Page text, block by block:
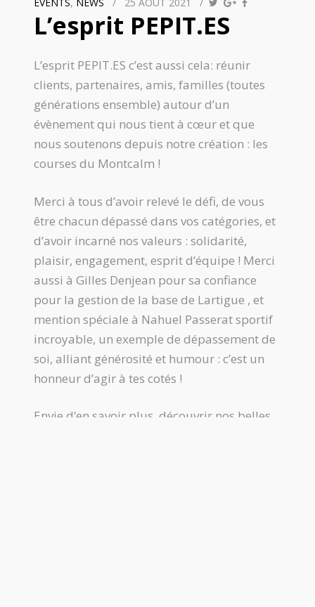
L’esprit PEPIT.ES
L’esprit PEPIT.ES c’est aussi cela: réunir
clients, partenaires, amis, familles (toutes
générations ensemble) autour d’un
évènement qui nous tient à cœur et que
nous soutenons depuis notre création : les
courses du Montcalm !
Merci à tous d’avoir relevé le défi, de vous
être chacun dépassé dans vos catégories, et
d’avoir incarné nos valeurs : solidarité,
plaisir, engagement, esprit d’équipe ! Merci
aussi à Gilles Denjean pour sa confiance
pour la gestion de la base de Lartigue , et
mention spéciale à Nahuel Passerat sportif
incroyable, un exemple de dépassement de
soi, alliant générosité et humour : c’est un
honneur d’agir à tes cotés !
Envie d’en savoir plus, découvrir nos belles